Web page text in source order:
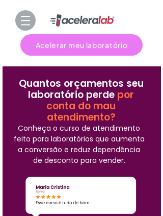
Acelerar meu laboratório
Quantos orçamentos seu
laboratório perde por
conta do mau
atendimento?
Conheça o curso de atendimento
feito para laboratórios que aumenta
a conversão e reduz dependência
de desconto para vender.